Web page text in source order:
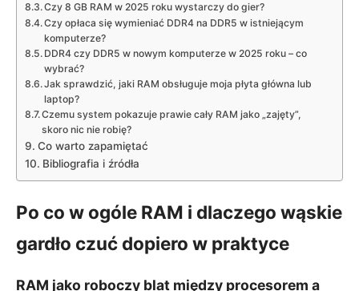
Czy 8 GB RAM w 2025 roku wystarczy do gier?
Czy opłaca się wymieniać DDR4 na DDR5 w istniejącym
komputerze?
DDR4 czy DDR5 w nowym komputerze w 2025 roku – co
wybrać?
Jak sprawdzić, jaki RAM obsługuje moja płyta główna lub
laptop?
Czemu system pokazuje prawie cały RAM jako „zajęty”,
skoro nic nie robię?
Co warto zapamiętać
Bibliografia i źródła
Po co w ogóle RAM i dlaczego wąskie
gardło czuć dopiero w praktyce
RAM jako roboczy blat między procesorem a